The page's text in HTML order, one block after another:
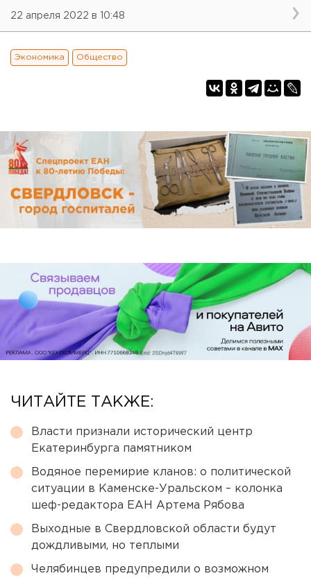
22 апреля 2022 в 10:48
Экономика Общество
ЧИТАЙТЕ ТАКЖЕ:
Власти признали исторический центр
Екатеринбурга памятником
Водяное перемирие кланов: о политической
ситуации в Каменске-Уральском – колонка
шеф-редактора ЕАН Артема Рябова
Выходные в Свердловской области будут
дождливыми, но теплыми
Челябинцев предупредили о возможном